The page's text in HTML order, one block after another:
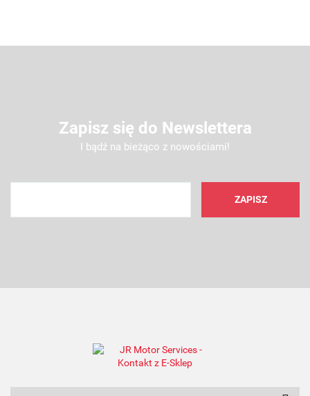
Zapisz się do Newslettera
I bądź na bieżąco z nowościami!